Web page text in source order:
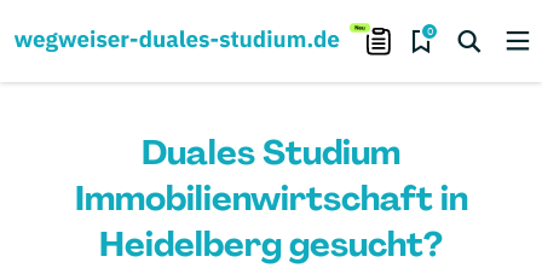
0
Duales Studium
Immobilienwirtschaft in
Heidelberg gesucht?